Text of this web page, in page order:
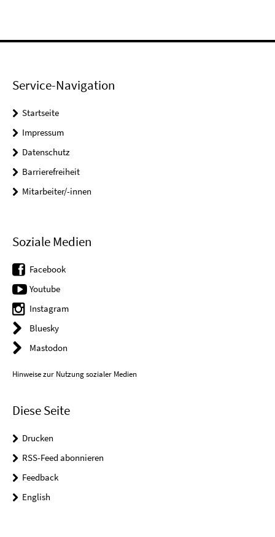
Service-Navigation
Startseite
Impressum
Datenschutz
Barrierefreiheit
Mitarbeiter/-innen
Soziale Medien
Facebook
Youtube
Instagram
Bluesky
Mastodon
Hinweise zur Nutzung sozialer Medien
Diese Seite
Drucken
RSS-Feed abonnieren
Feedback
English